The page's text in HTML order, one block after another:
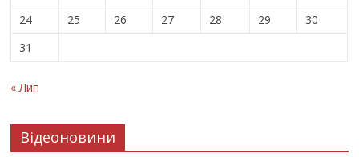
24
25 26 27 28 29
30
31
« Лип
Відеоновини